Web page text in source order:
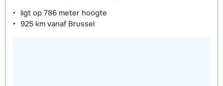
ligt op 786 meter hoogte
925 km vanaf Brussel